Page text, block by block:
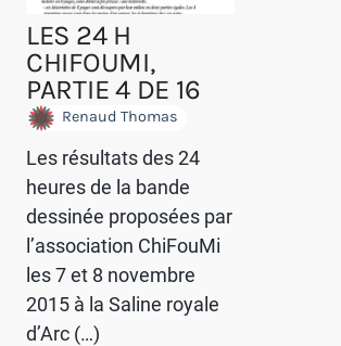
LES 24 H
CHIFOUMI,
PARTIE 4 DE 16
Renaud Thomas
Les résultats des 24
heures de la bande
dessinée proposées par
l’association ChiFouMi
les 7 et 8 novembre
2015 à la Saline royale
d’Arc (…)